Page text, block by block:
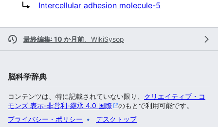
転送先:
Intercellular adhesion molecule-5
最終編集: 10 か月前 WikiSysop
脳科学辞典
コンテンツは、特に記載されていない限り、 クリエイティブ・コ
モンズ 表示-非営利-継承 4.0 国際
のもとで利用可能です。
プライバシー・ポリシー
デスクトップ